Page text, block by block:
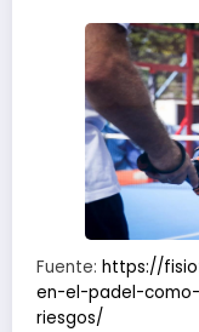
Fuente: https://
en-el-padel-
riesgos/